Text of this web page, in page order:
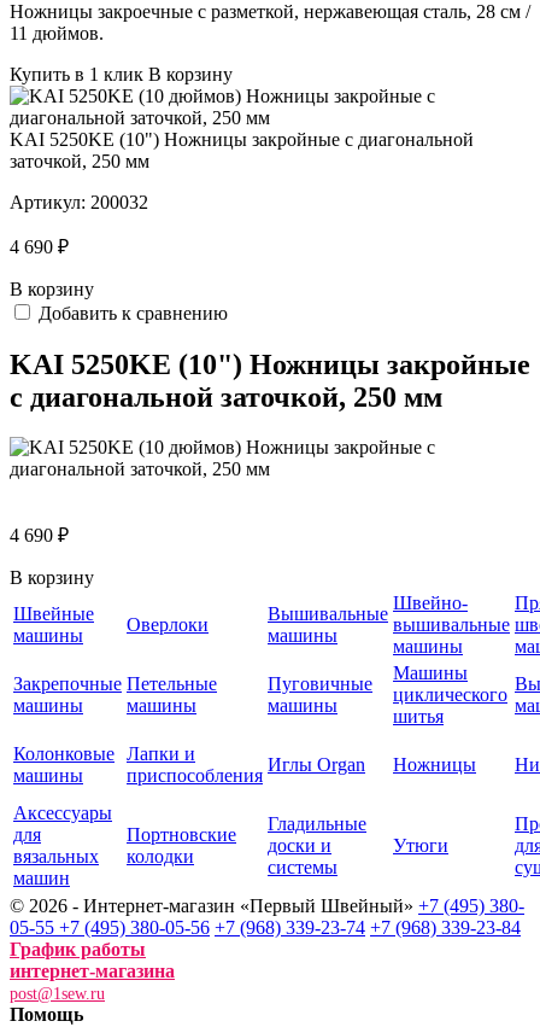
Ножницы закроечные с разметкой, нержавеющая сталь, 28 см /
11 дюймов.
Купить в 1 клик В корзину
KAI 5250KE (10") Ножницы закройные с диагональной
заточкой, 250 мм
Артикул: 200032
4 690 ₽
В корзину
Добавить к сравнению
KAI 5250KE (10") Ножницы закройные
с диагональной заточкой, 250 мм
4 690 ₽
В корзину
Швейные
машины
Оверлоки
Вышивальные
машины
Швейно-
вышивальные
машины
Закрепочные
машины
Петельные
машины
Пуговичные
машины
Машины
циклического
шитья
Колонковые
машины
Лапки и
приспособления
Иглы Organ Ножницы
Аксессуары
для
вязальных
машин
Портновские
колодки
Гладильные
доски и
системы
Утюги
© 2026 - Интернет-магазин «Первый Швейный» +7 (495) 380-
05-55 +7 (495) 380-05-56 +7 (968) 339-23-74 +7 (968) 339-23-84
График работы
интернет-магазина
post@1sew.ru
Помощь